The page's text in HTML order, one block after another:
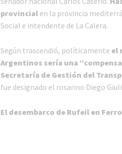
provincialen la provincia
Social e intendente de La Calera.
Según trascendió, políticamente el
Argentinos sería una
Secretaría de Gestión del
fue designado el rosarino Diego
El desembarco de Rufeil en